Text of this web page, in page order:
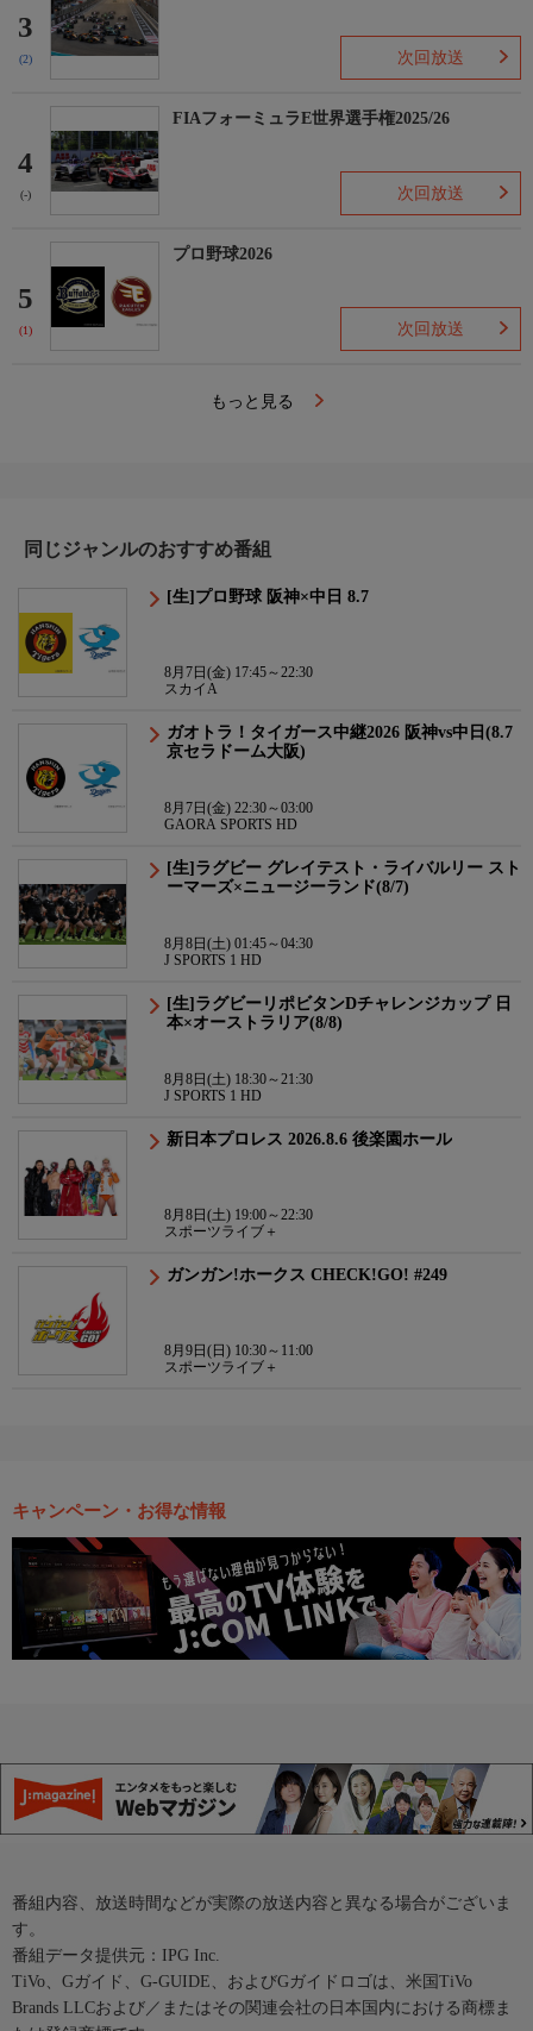
3
(2) 次回放送
4
(-)
FIAフォーミュラE世界選手権2025/26
次回放送
5
(1)
プロ野球2026
次回放送
もっと見る
同じジャンルのおすすめ番組
[生]プロ野球 阪神×中日 8.7
8月7日(金) 17:45～22:30
スカイA
ガオトラ！タイガース中継2026 阪神vs中日(8.7
京セラドーム大阪)
8月7日(金) 22:30～03:00
GAORA SPORTS HD
[生]ラグビー グレイテスト・ライバルリー スト
ーマーズ×ニュージーランド(8/7)
8月8日(土) 01:45～04:30
J SPORTS 1 HD
[生]ラグビーリポビタンDチャレンジカップ 日
本×オーストラリア(8/8)
8月8日(土) 18:30～21:30
J SPORTS 1 HD
新日本プロレス 2026.8.6 後楽園ホール
8月8日(土) 19:00～22:30
スポーツライブ＋
ガンガン!ホークス CHECK!GO! #249
8月9日(日) 10:30～11:00
スポーツライブ＋
キャンペーン・お得な情報
番組内容、放送時間などが実際の放送内容と異なる場合がございま
す。
番組データ提供元：IPG Inc.
TiVo、Gガイド、G-GUIDE、およびGガイドロゴは、米国TiVo
Brands LLCおよび／またはその関連会社の日本国内における商標ま